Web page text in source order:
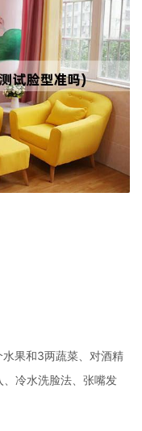
果和3两蔬菜、对酒精
、冷水洗脸法、张嘴发